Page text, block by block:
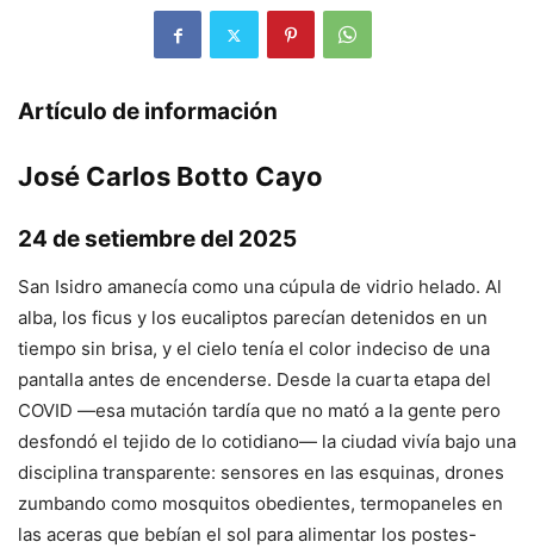
Artículo de información
José Carlos Botto Cayo
24 de setiembre del 2025
San Isidro amanecía como una cúpula de vidrio helado. Al
alba, los ficus y los eucaliptos parecían detenidos en un
tiempo sin brisa, y el cielo tenía el color indeciso de una
pantalla antes de encenderse. Desde la cuarta etapa del
COVID —esa mutación tardía que no mató a la gente pero
desfondó el tejido de lo cotidiano— la ciudad vivía bajo una
disciplina transparente: sensores en las esquinas, drones
zumbando como mosquitos obedientes, termopaneles en
las aceras que bebían el sol para alimentar los postes-